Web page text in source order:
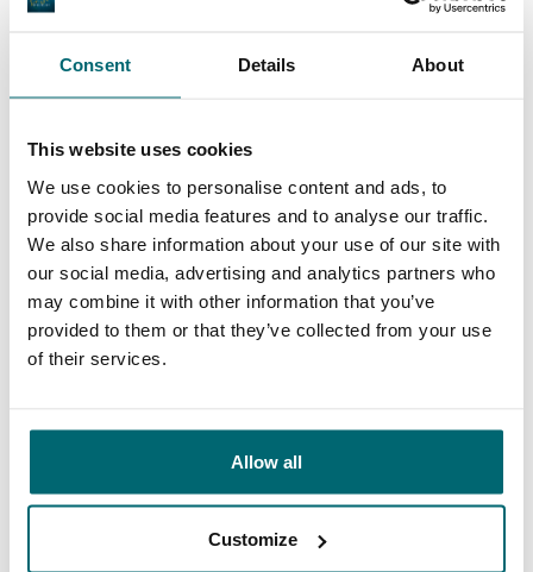
Consent Details About
This website uses cookies
We use cookies to personalise content and ads, to
provide social media features and to analyse our traffic.
We also share information about your use of our site with
our social media, advertising and analytics partners who
may combine it with other information that you’ve
provided to them or that they’ve collected from your use
of their services.
Allow all
Customize
Allgemein
9,2
Von unseren Kunden
100% zuverlässig, freundlich und hilfsbereit,
interessante Seen und die richtigen
9,4
Unser Angebot
9,3
Betreuung